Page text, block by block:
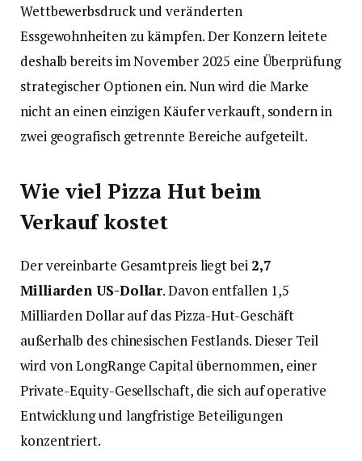
Wettbewerbsdruck und veränderten
Essgewohnheiten zu kämpfen. Der Konzern leitete
deshalb bereits im November 2025 eine Überprüfung
strategischer Optionen ein. Nun wird die Marke
nicht an einen einzigen Käufer verkauft, sondern in
zwei geografisch getrennte Bereiche aufgeteilt.
Wie viel Pizza Hut beim
Verkauf kostet
Der vereinbarte Gesamtpreis liegt bei 2,7
Milliarden US-Dollar. Davon entfallen 1,5
Milliarden Dollar auf das Pizza-Hut-Geschäft
außerhalb des chinesischen Festlands. Dieser Teil
wird von LongRange Capital übernommen, einer
Private-Equity-Gesellschaft, die sich auf operative
Entwicklung und langfristige Beteiligungen
konzentriert.